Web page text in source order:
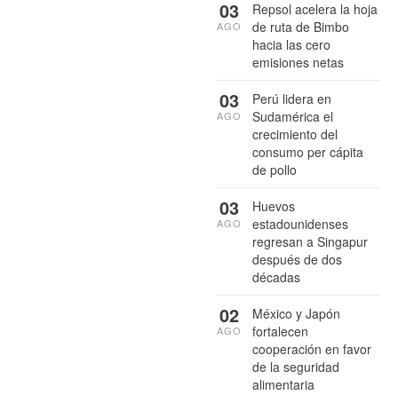
Repsol acelera la hoja
de ruta de Bimbo
hacia las cero
emisiones netas
03
AGO
Perú lidera en
Sudamérica el
crecimiento del
consumo per cápita
de pollo
03
AGO
Huevos
estadounidenses
regresan a Singapur
después de dos
décadas
03
AGO
México y Japón
fortalecen
cooperación en favor
de la seguridad
alimentaria
02
AGO